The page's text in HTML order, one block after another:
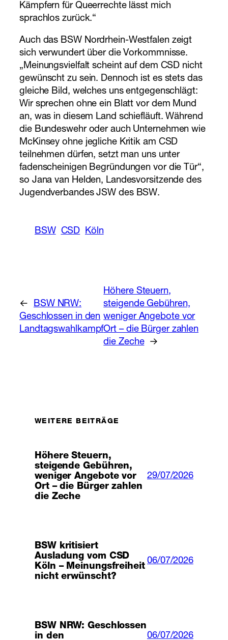
Kämpfern für Queerrechte lässt mich
sprachlos zurück.“
Auch das BSW Nordrhein-Westfalen zeigt
sich verwundert über die Vorkommnisse.
„Meinungsvielfalt scheint auf dem CSD nicht
gewünscht zu sein. Dennoch ist es stets das
gleiche Bild, welches uns entgegenschlägt:
Wir sprechen ohne ein Blatt vor dem Mund
an, was in diesem Land schiefläuft. Während
die Bundeswehr oder auch Unternehmen wie
McKinsey ohne jegliche Kritik am CSD
teilnehmen dürfen, setzt man uns unter
fadenscheinigen Begründungen vor die Tür“,
so Jana van Helden, Landesvorsitzende des
Jugendverbandes JSW des BSW.
BSW CSD Köln
←
BSW NRW:
Geschlossen in den
Landtagswahlkampf
Höhere Steuern,
steigende Gebühren,
weniger Angebote vor
Ort – die Bürger zahlen
die Zeche
→
WEITERE BEITRÄGE
Höhere Steuern,
steigende Gebühren,
weniger Angebote vor
Ort – die Bürger zahlen
die Zeche
29/07/2026
BSW kritisiert
Ausladung vom CSD
Köln – Meinungsfreiheit
nicht erwünscht?
06/07/2026
BSW NRW: Geschlossen
in den
06/07/2026